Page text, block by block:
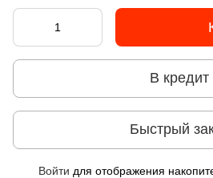
В кредит
Быстрый
Войти для отображения